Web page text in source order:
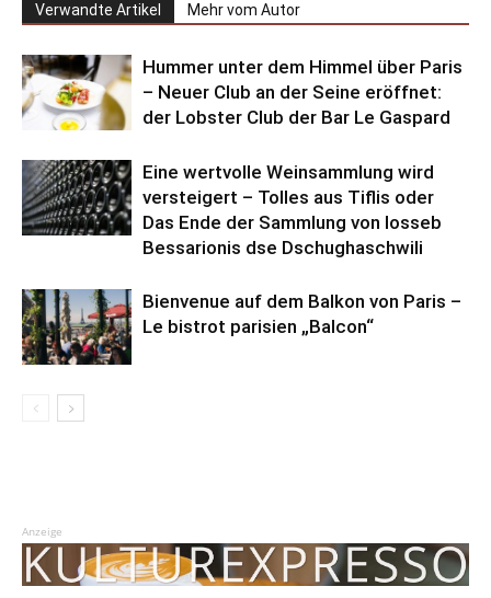
Verwandte Artikel Mehr vom Autor
Hummer unter dem Himmel über Paris
– Neuer Club an der Seine eröffnet:
der Lobster Club der Bar Le Gaspard
Eine wertvolle Weinsammlung wird
versteigert – Tolles aus Tiflis oder
Das Ende der Sammlung von Iosseb
Bessarionis dse Dschughaschwili
Bienvenue auf dem Balkon von Paris –
Le bistrot parisien „Balcon“
Anzeige